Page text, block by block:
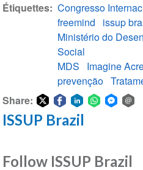
Étiquettes Congresso
freemind
issup
Ministério do
Social
MDS
Imagine
prevenção
Share:
ShareShareShare
ISSUP Brazil
Follow ISSUP Brazil